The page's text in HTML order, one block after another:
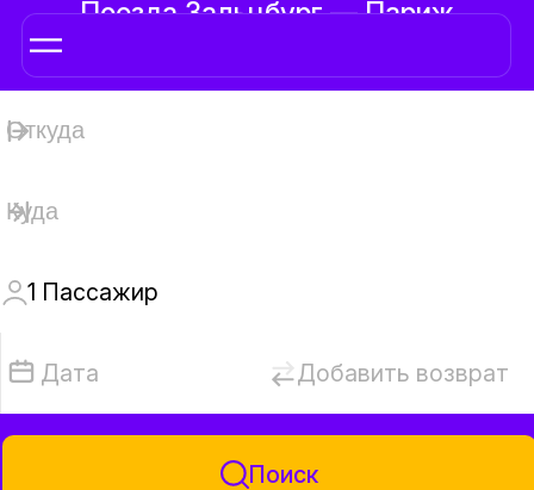
Поезда Зальцбург — Париж
1 Пассажир
Дата Добавить возврат
Поиск